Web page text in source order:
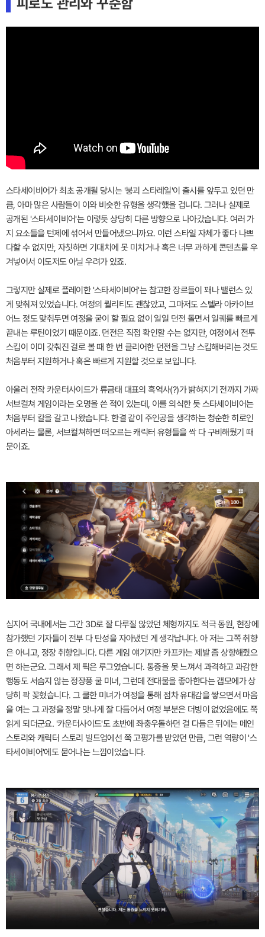
스타세이비어가 최초 공개될 당시는 '붕괴 스타레일'이 출시를 앞두고 있던 만
큼, 아마 많은 사람들이 이와 비슷한 유형을 생각했을 겁니다. 그러나 실제로
공개된 '스타세이비어'는 이렇듯 상당히 다른 방향으로 나아갔습니다. 여러 가
지 요소들을 턴제에 섞어서 만들어냈으니까요. 이런 스타일 자체가 좋다 나쁘
다할 수 없지만, 자칫하면 기대치에 못 미치거나 혹은 너무 과하게 콘텐츠를 우
겨넣어서 이도저도 아닐 우려가 있죠.
그렇지만 실제로 플레이한 '스타세이비어'는 참고한 장르들이 꽤나 밸런스 있
게 맞춰져 있었습니다. 여정의 퀄리티도 괜찮았고, 그마저도 스텔라 아카이브
어느 정도 맞춰두면 여정을 굳이 할 필요 없이 일일 던전 돌면서 일퀘를 빠르게
끝내는 루틴이었기 때문이죠. 던전은 직접 확인할 수는 없지만, 여정에서 전투
스킵이 이미 갖춰진 걸로 볼 때 한 번 클리어한 던전을 그냥 스킵해버리는 것도
처음부터 지원하거나 혹은 빠르게 지원할 것으로 보입니다.
아울러 전작 카운터사이드가 류금태 대표의 흑역사(?)가 밝혀지기 전까지 가짜
서브컬쳐 게임이라는 오명을 쓴 적이 있는데, 이를 의식한 듯 스타세이비어는
처음부터 칼을 갈고 나왔습니다. 한결 같이 주인공을 생각하는 청순한 히로인
아세라는 물론, 서브컬쳐하면 떠오르는 캐릭터 유형들을 싹 다 구비해뒀기 때
문이죠.
심지어 국내에서는 그간 3D로 잘 다루질 않았던 체형까지도 적극 동원, 현장에
참가했던 기자들이 전부 다 탄성을 자아냈던 게 생각납니다. 아 저는 그쪽 취향
은 아니고, 정장 취향입니다. 다른 게임 얘기지만 카프카는 제발 좀 상향해줬으
면 하는군요. 그래서 제 픽은 루그였습니다. 통증을 못 느껴서 과격하고 과감한
행동도 서슴지 않는 정장풍 쿨 미녀, 그런데 전대물을 좋아한다는 갭모에가 상
당히 팍 꽂혔습니다. 그 쿨한 미녀가 여정을 통해 점차 유대감을 쌓으면서 마음
을 여는 그 과정을 정말 맛나게 잘 다듬어서 여정 부분은 더빙이 없었음에도 쭉
읽게 되더군요. '카운터사이드'도 초반에 좌충우돌하던 걸 다듬은 뒤에는 메인
스토리와 캐릭터 스토리 빌드업에선 쭉 고평가를 받았던 만큼, 그런 역량이 '스
타세이비어'에도 묻어나는 느낌이었습니다.